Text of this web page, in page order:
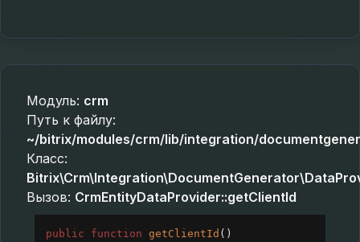
Модуль: crm
Путь к файлу:
~/bitrix/modules/crm/lib/integration/
Класс:
Вызов: CrmEntityDataProvider::getClientId
public function getClientId ()